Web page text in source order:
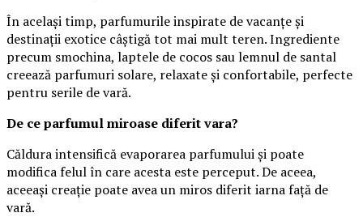
În același timp, parfumurile inspirate de vacanțe și
destinații exotice câștigă tot mai mult teren. Ingrediente
precum smochina, laptele de cocos sau lemnul de santal
creează parfumuri solare, relaxate și confortabile, perfecte
pentru serile de vară.
De ce parfumul miroase diferit vara?
Căldura intensifică evaporarea parfumului și poate
modifica felul în care acesta este perceput. De aceea,
aceeași creație poate avea un miros diferit iarna față de
vară.